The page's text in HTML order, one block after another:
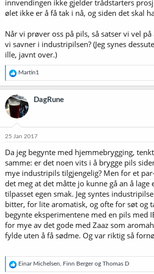
innvendingen ikke gjelder trådstarters
ølet ikke er å få tak i nå, og siden det skal
Når vi prøver oss på pils, så satser vi vel
vi savner i industripilsen? (Jeg synes
ille, javnt over.)
R
e
a
k
s
o
e
:
Martin1
DagRune
25 Jan 2017
Da jeg begynte med hjemmebrygging,
samme: er det noen vits i å brygge pils
mye industripils tilgjengelig? Men for et
det meg at det måtte jo kunne gå an å lage
tilpasset egen smak. Jeg syntes
bitter, for lite aromatisk, og ofte for søt og
begynte eksperimentene med en pils med
for mye av det gode med Zaaz som
fylde uten å få sødme. Og var riktig så
R
e
Einar Michelsen Finn Bergerog Thomas D